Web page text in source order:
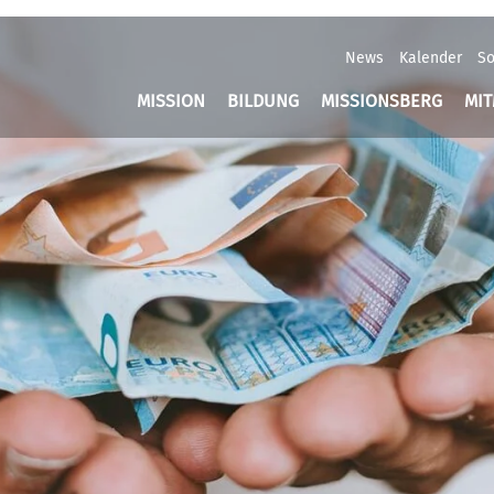
News Kalender
MISSION BILDUNG MISSIONSBERG